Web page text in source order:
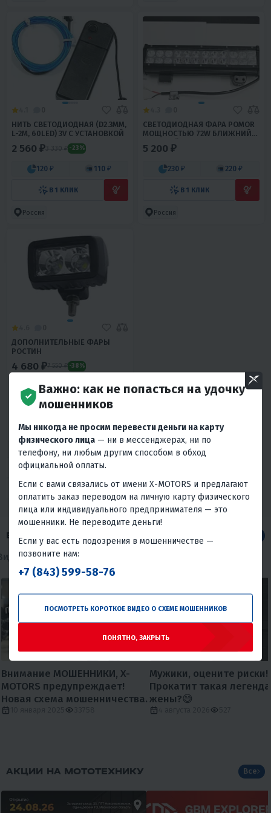
НИТЬ СВЕТОДИОДНАЯ (D2.3ММ,
L-2М, 60LED) 3V С УСТАНОВКОЙ
2 560 ₽3 330 ₽ -23%
120 ₽ 110 ₽
В 1 КЛИК
Россия
СВЕТОДИОДНАЯ ФАРА POMOR
МОЩНОСТЬЮ 72W БЛИЖНИЙ/
ДАЛЬНИЙ СВЕТ
5 200 ₽
230 ₽ 220 ₽
В 1 КЛИК
Россия
ДОПОЛНИТЕЛЬНЫЕ ФАРЫ
РОСТИН
4 680 ₽7 550 ₽ -38%
210 ₽ 200 ₽
В 1 КЛИК
Россия
ВИДЕО ПРО МОТОТЕХНИКУ
Видеообзоры
Внимание МОШЕННИКИ, X-
MOTORS предупреждает!
Новая схема мошенничества.
Мужики, оцените риски!
Прокатит такая
жены?😅
АКЦИИ НА МОТОТЕХНИКУ Все
Важно: как не попасться на удочку
мошенников
Мы никогда не просим перевести деньги на карту
физического лица — ни в мессенджерах, ни по
телефону, ни любым другим способом в обход
официальной оплаты.
Если с вами связались от имени X-MOTORS и предлагают
оплатить заказ переводом на личную карту физического
лица или индивидуального предпринимателя — это
мошенники. Не переводите деньги!
Если у вас есть подозрения в мошенничестве —
позвоните нам:
+7 (843) 599-58-76
ПОСМОТРЕТЬ КОРОТКОЕ ВИДЕО О СХЕМЕ МОШЕННИКОВ
ПОНЯТНО, ЗАКРЫТЬ